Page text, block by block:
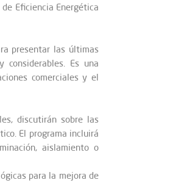
Eficiencia Energética
presentar las últimas
Es una
comerciales y el
discutirán sobre las
El programa incluirá
aislamiento o
para la mejora de